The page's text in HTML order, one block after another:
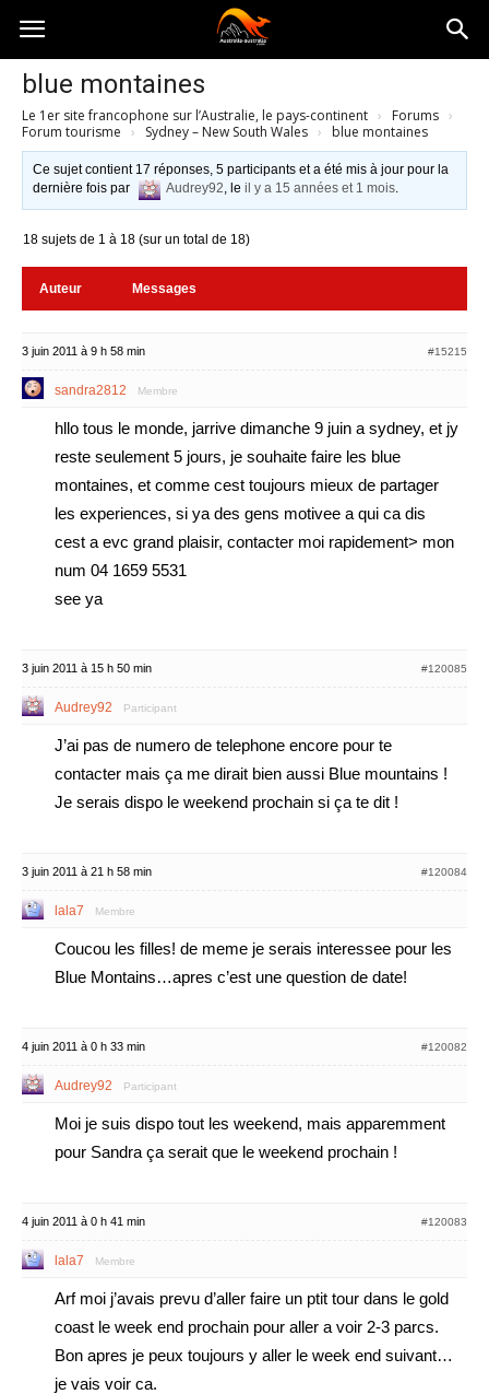
Australia-
australie.com
blue montaines
Le 1er site francophone sur l’Australie, le pays-continent › Forums ›
Forum tourisme › Sydney – New South Wales › blue montaines
Ce sujet contient 17 réponses, 5 participants et a été mis à jour pour la
dernière fois par
Audrey92, leil y a 15 années et 1 mois.
18 sujets de 1 à 18 (sur un total de 18)
Auteur Messages
3 juin 2011 à 9 h 58 min #15215
sandra2812 Membre
hllo tous le monde, jarrive dimanche 9 juin a sydney, et jy
reste seulement 5 jours, je souhaite faire les blue
montaines, et comme cest toujours mieux de partager
les experiences, si ya des gens motivee a qui ca dis
cest a evc grand plaisir, contacter moi rapidement> mon
num 04 1659 5531
see ya
3 juin 2011 à 15 h 50 min #120085
Audrey92 Participant
J’ai pas de numero de telephone encore pour te
contacter mais ça me dirait bien aussi Blue mountains !
Je serais dispo le weekend prochain si ça te dit !
3 juin 2011 à 21 h 58 min #120084
lala7 Membre
Coucou les filles! de meme je serais interessee pour les
Blue Montains…apres c’est une question de date!
4 juin 2011 à 0 h 33 min #120082
Audrey92 Participant
Moi je suis dispo tout les weekend, mais apparemment
pour Sandra ça serait que le weekend prochain !
4 juin 2011 à 0 h 41 min #120083
lala7 Membre
Arf moi j’avais prevu d’aller faire un ptit tour dans le gold
coast le week end prochain pour aller a voir 2-3 parcs.
Bon apres je peux toujours y aller le week end suivant…
je vais voir ca.